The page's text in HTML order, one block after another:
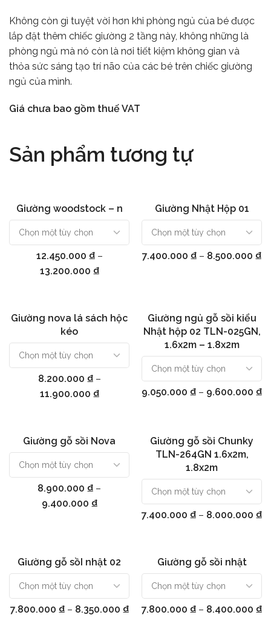
Không còn gì tuyệt vời hơn khi phòng ngủ của bé được
lắp đặt thêm chiếc giường 2 tầng này, không những là
phòng ngủ mà nó còn là nơi tiết kiệm không gian và
thỏa sức sáng tạo trí não của các bé trên chiếc giường
ngủ của mình.
Giá chưa bao gồm thuế VAT
Sản phẩm tương tự
Chọn
Giường woodstock – n
12.450.000 ₫ –
13.200.000 ₫
Chọn
Giường Nhật Hộp 01
7.400.000 ₫ – 8.500.000 ₫
Chọn
Giường nova lá sách hộc
kéo
8.200.000 ₫ –
11.900.000 ₫
Chọn
Giường ngủ gỗ sồi kiểu
Nhật hộp 02 TLN-025GN,
1.6x2m – 1.8x2m
9.050.000 ₫ – 9.600.000 ₫
Chọn
Giường gỗ sồi Nova
8.900.000 ₫ –
9.400.000 ₫
Chọn
Giường gỗ sồi Chunky
TLN-264GN 1.6x2m,
1.8x2m
7.400.000 ₫ – 8.000.000 ₫
Chọn
Giường gỗ sồI nhật 02
7.800.000 ₫ – 8.350.000 ₫
Chọn
Giường gỗ sồi nhật
7.800.000 ₫ – 8.400.000 ₫